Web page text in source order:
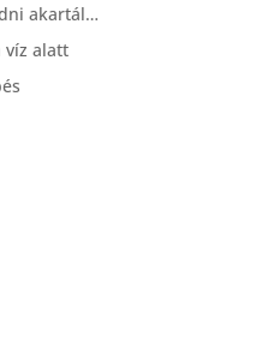
akartál…
víz alatt